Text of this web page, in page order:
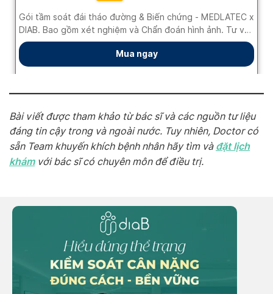
Bài viết được tham khảo từ bác sĩ và các nguồn tư liệu
đáng tin cậy trong và ngoài nước. Tuy nhiên, Doctor có
sẵn Team khuyến khích bệnh nhân hãy tìm và đặt lịch
khámvới bác sĩ có chuyên môn để điều trị.